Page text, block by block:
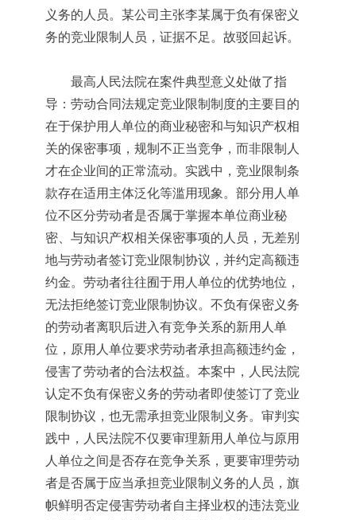
义务的人员。某公司主张李某属于负有保密义
务的竞业限制人员，证据不足。故驳回起诉。
最高人民法院在案件典型意义处做了指
导：劳动合同法规定竞业限制制度的主要目的
在于保护用人单位的商业秘密和与知识产权相
关的保密事项，规制不正当竞争，而非限制人
才在企业间的正常流动。实践中，竞业限制条
款存在适用主体泛化等滥用现象。部分用人单
位不区分劳动者是否属于掌握本单位商业秘
密、与知识产权相关保密事项的人员，无差别
地与劳动者签订竞业限制协议，并约定高额违
约金。劳动者往往囿于用人单位的优势地位，
无法拒绝签订竞业限制协议。不负有保密义务
的劳动者离职后进入有竞争关系的新用人单
位，原用人单位要求劳动者承担高额违约金，
侵害了劳动者的合法权益。本案中，人民法院
认定不负有保密义务的劳动者即使签订了竞业
限制协议，也无需承担竞业限制义务。审判实
践中，人民法院不仅要审理新用人单位与原用
人单位之间是否存在竞争关系，更要审理劳动
者是否属于应当承担竞业限制义务的人员，旗
帜鲜明否定侵害劳动者自主择业权的违法竞业